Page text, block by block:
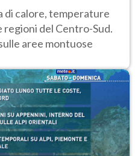
di calore, temperature
regioni del Centro-Sud.
aree montuose